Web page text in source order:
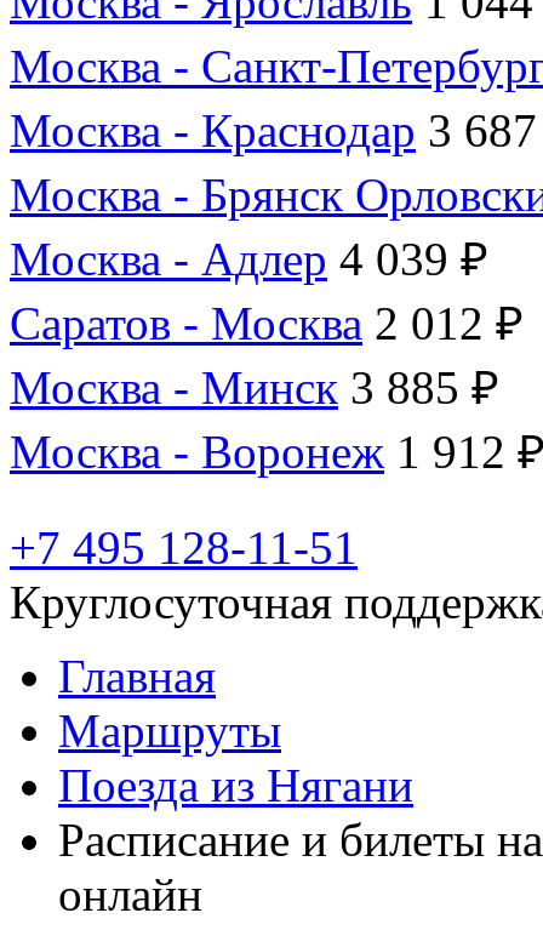
Москва - Санкт-
Москва - Краснодар 3
Москва - Брянск
Москва - Адлер 4 039 ₽
Саратов - Москва 2 012 ₽
Москва - Минск 3 885 ₽
Москва - Воронеж 1 912
+7 495 128-11-51
Круглосуточная
Главная
Маршруты
Поезда из Нягани
Расписание и билеты
онлайн